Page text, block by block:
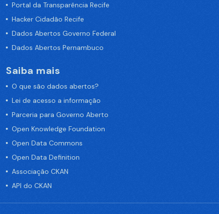
Portal da Transparência Recife
Hacker Cidadão Recife
Dados Abertos Governo Federal
Dados Abertos Pernambuco
Saiba mais
O que são dados abertos?
Lei de acesso a informação
Parceria para Governo Aberto
Open Knowledge Foundation
Open Data Commons
Open Data Definition
Associação CKAN
API do CKAN